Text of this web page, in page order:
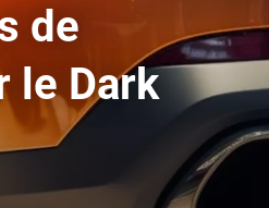
de
le Dark